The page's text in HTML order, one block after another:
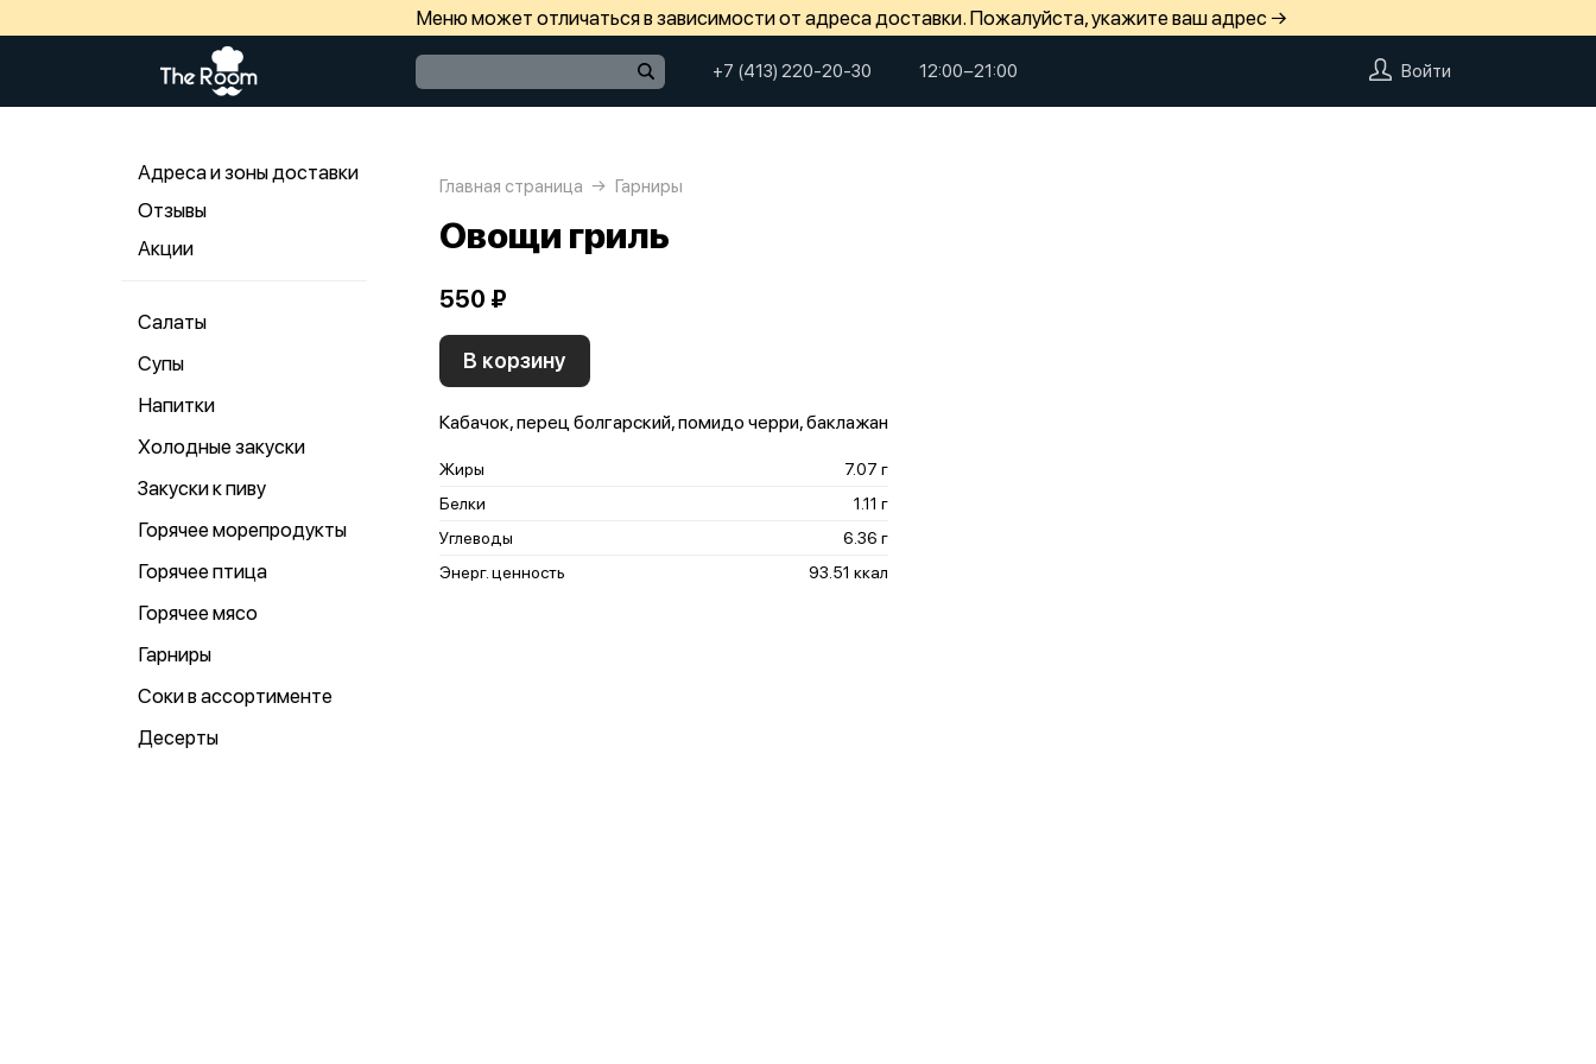
Меню может отличаться в зависимости от адреса доставки. Пожалуйста, укажите ваш адрес →
+7 (413) 220-20-30 12:00−21:00 Войти
Адреса и зоны доставки
Отзывы
Акции
Салаты
Супы
Напитки
Холодные закуски
Закуски к пиву
Горячее морепродукты
Горячее птица
Горячее мясо
Гарниры
Соки в аcсортименте
Десерты
Главная страница Гарниры
Овощи гриль
550 ₽
В корзину
Кабачок, перец болгарский, помидо черри, баклажан
Жиры
7.07 г
Белки
1.11 г
Углеводы
6.36 г
Энерг. ценность
93.51 ккал